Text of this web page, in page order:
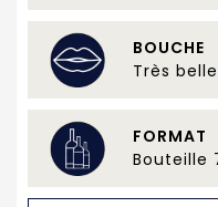
BOUCHE
Très
FORMAT
Bouteille